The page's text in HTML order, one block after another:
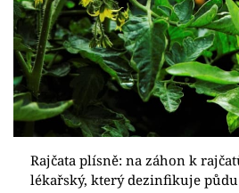
Rajčata plísně: na záhon k
lékařský, který dezinfikuje